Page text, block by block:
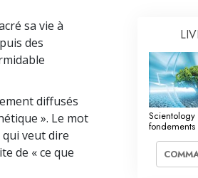
La vérité sur la drogue
Tous unis pour les droits de l’Homme
La Commission des Citoyens pour les
Droits de l’Homme
Les ministres volontaires de Scientology
Services pour débutants
sa vie à
des
diffusés
». Le mot
qui veut dire
de « ce que
Scientology